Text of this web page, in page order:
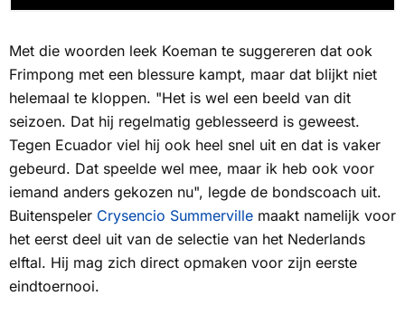
Met die woorden leek Koeman te suggereren dat ook
Frimpong met een blessure kampt, maar dat blijkt niet
helemaal te kloppen. "Het is wel een beeld van dit
seizoen. Dat hij regelmatig geblesseerd is geweest.
Tegen Ecuador viel hij ook heel snel uit en dat is vaker
gebeurd. Dat speelde wel mee, maar ik heb ook voor
iemand anders gekozen nu", legde de bondscoach uit.
Buitenspeler Crysencio Summerville maakt namelijk voor
het eerst deel uit van de selectie van het Nederlands
elftal. Hij mag zich direct opmaken voor zijn eerste
eindtoernooi.